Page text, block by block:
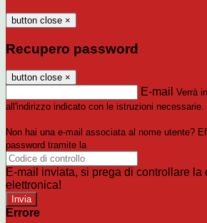
button close ×
Recupero password
button close ×
E-mail Verrà
all'indirizzo indicato con le istruzioni necessarie.
Non hai una e-mail associata al nome utente?
password tramite la
E-mail inviata, si prega di controllare la
elettronica!
Errore